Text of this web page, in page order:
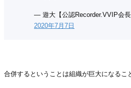
— 遊大【公認Recorder.VVIP会
2020年7月7日
合併するということは組織が巨大になるこ